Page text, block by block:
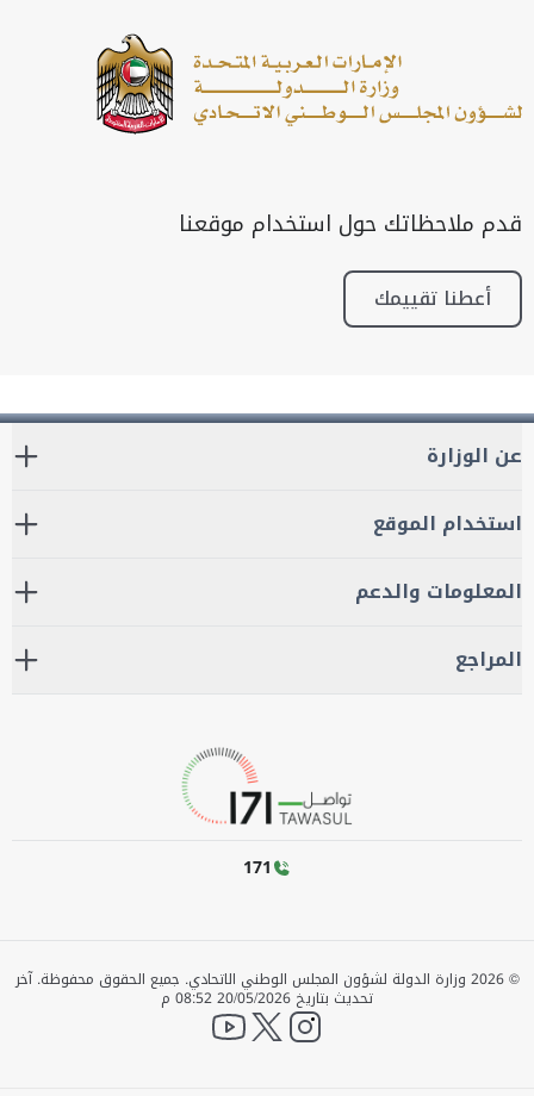
قدم ملاحظاتك حول استخدام موقعنا
أعطنا تقييمك
عن الوزارة
استخدام الموقع
المعلومات والدعم
المراجع
171
©
2026 وزارة الدولة لشؤون المجلس الوطني الاتحادي. جميع الحقوق محفوظة.آخر
تحديث بتاريخ 20/05/2026 08:52 م
instagram
twitter
YouTube